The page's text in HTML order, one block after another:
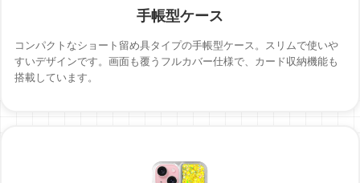
手帳型ケース
コンパクトなショート留め具タイプの手帳型ケース。スリムで使いや
すいデザインです。画面も覆うフルカバー仕様で、カード収納機能も
搭載しています。